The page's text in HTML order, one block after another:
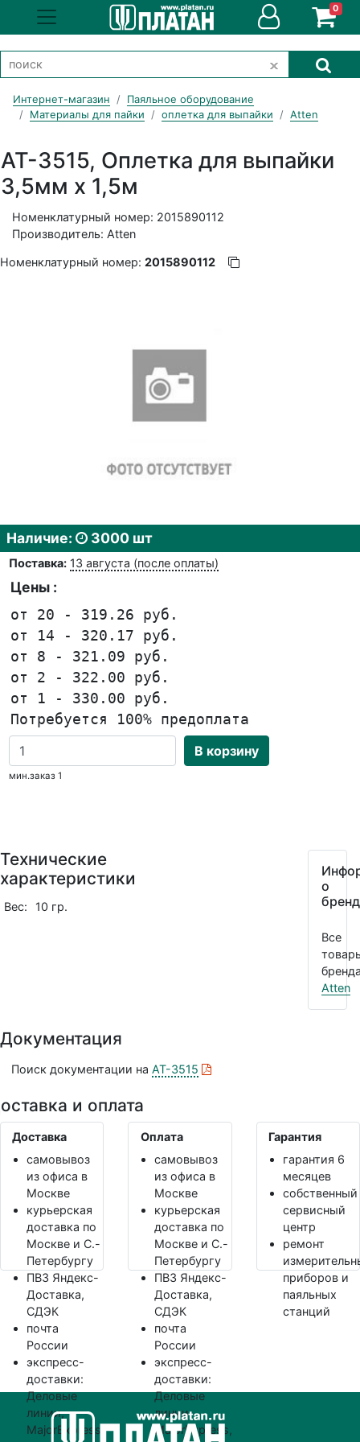
0
Интернет-магазин
Паяльное оборудование
Материалы для пайки
оплетка для выпайки Atten
AT-3515, Оплетка для выпайки
3,5мм х 1,5м
Номенклатурный номер: 2015890112
Производитель: Atten
Номенклатурный номер: 2015890112
Наличие: 3000 шт
Поставка: 13 августа (после оплаты)
Цены :
от 20 - 319.26 руб.
от 14 - 320.17 руб.
от 8 - 321.09 руб.
от 2 - 322.00 руб.
от 1 - 330.00 руб.
Потребуется 100% предоплата
В корзину
мин.заказ 1
Технические
характеристики
Вес: 10 гр.
о
Все
Atten
Документация
Поиск документации наAT-3515
и оплата
Доставка
самовывоз
из офиса в
Москве
курьерская
доставка по
Москве и С.-
Петербургу
ПВЗ Яндекс-
Доставка,
СДЭК
почта
России
экспресс-
доставки:
Деловые
линии,
MajorExpress,
Оплата
самовывоз
из офиса в
Москве
курьерская
доставка по
Москве и С.-
Петербургу
ПВЗ Яндекс-
Доставка,
СДЭК
почта
России
экспресс-
доставки:
Деловые
линии,
MajorExpress,
Гарантия
гарантия 6
месяцев
собственный
сервисный
центр
ремонт
приборов и
паяльных
станций